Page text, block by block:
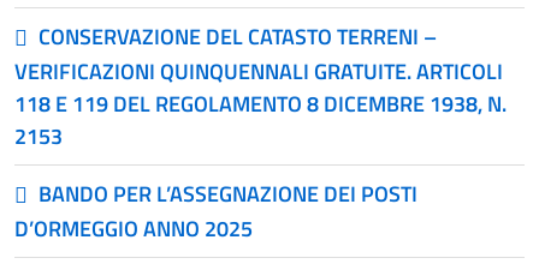
CONSERVAZIONE DEL CATASTO TERRENI –
VERIFICAZIONI QUINQUENNALI GRATUITE. ARTICOLI
118 E 119 DEL REGOLAMENTO 8 DICEMBRE 1938, N.
2153
BANDO PER L’ASSEGNAZIONE DEI POSTI
D’ORMEGGIO ANNO 2025